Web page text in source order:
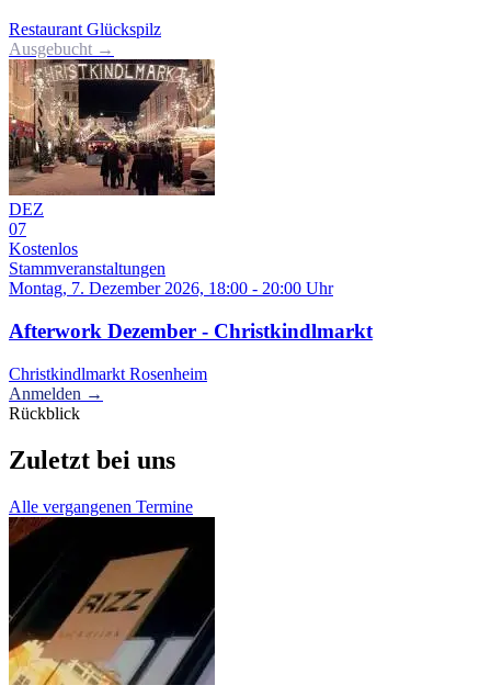
Restaurant Glückspilz
Ausgebucht →
DEZ
07
Kostenlos
Stammveranstaltungen
Montag, 7. Dezember 2026, 18:00 - 20:00 Uhr
Afterwork Dezember - Christkindlmarkt
Christkindlmarkt Rosenheim
Anmelden →
Rückblick
Zuletzt bei uns
Alle vergangenen Termine